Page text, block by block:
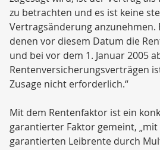
zu betrachten und es ist keine
Vertragsänderung anzunehmen.
denen vor diesem Datum die
und bei vor dem 1. Januar 2005
Rentenversicherungsverträgen
Zusage nicht erforderlich.“
Mit dem Rentenfaktor ist ein
garantierter Faktor gemeint,
garantierten Leibrente durch